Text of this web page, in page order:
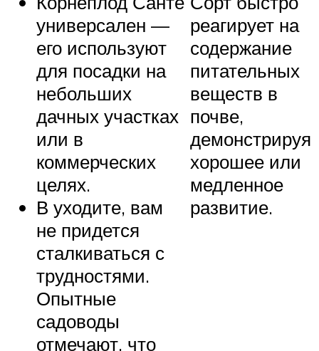
универсален —
его используют
для посадки на
небольших
дачных участках
или в
коммерческих
целях.
В уходите, вам
не придется
сталкиваться с
трудностями.
Опытные
садоводы
отмечают, что
реагирует на
содержание
питательных
веществ в
почве,
демонстрируя
хорошее или
медленное
развитие.